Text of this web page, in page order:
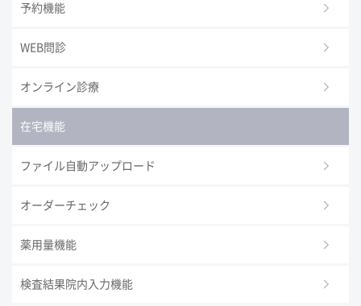
予約機能
WEB問診
オンライン診療
在宅機能
ファイル自動アップロード
オーダーチェック
薬用量機能
検査結果院内入力機能